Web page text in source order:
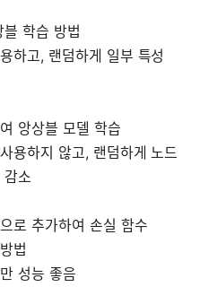
학습 방법
하고, 랜덤하게 일부 특성
앙상블 모델 학습
용하지 않고, 랜덤하게 노드
감소
로 추가하여 손실 함수
법
성능 좋음